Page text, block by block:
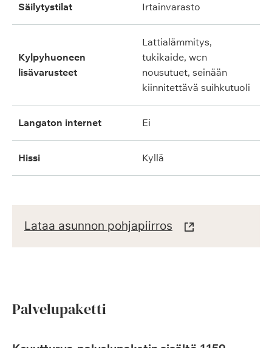
säilytystilat irtainvarasto
kylpyhuoneen
lisävarusteet
lattialämmitys,
tukikaide, wcn
nousutuet, seinään
kiinnitettävä suihkutuoli
langaton internet ei
hissi kyllä
Lataa asunnon pohjapiirros
Palvelupaketti